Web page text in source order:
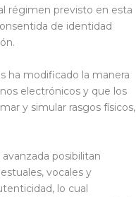
régimen previsto en esta
de identidad
ha modificado la manera
electrónicos y que los
y simular rasgos físicos,
posibilitan
vocales y
lo cual